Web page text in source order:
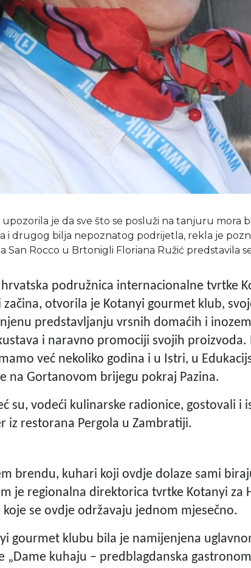
je da sve što se posluži na tanjuru mora
i drugog bilja nepoznatog podrijetla, rekla je
San Rocco u Brtonigli Floriana Ružić predstavila
hrvatska podružnica internacionalne tvrtke
otvorila je Kotanyi gourmet klub,
predstavljanju vrsnih domaćih i
i naravno promociji svojih proizvoda.
već nekoliko godina i u Istri, u
na Gortanovom brijegu pokraj Pazina.
su, vodeći kulinarske radionice, gostovali i
iz restorana Pergola u Zambratiji.
brendu, kuhari koji ovdje dolaze sami
je regionalna direktorica tvrtke Kotanyi za
se ovdje održavaju jednom mjesečno.
gourmet klubu bila je namijenjena
„Dame kuhaju – predblagdanska